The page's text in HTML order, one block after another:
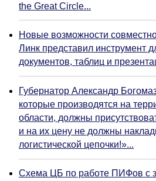
the Great Circle...
Новые возможности
Линк представил инструмент
документов, таблиц и
Губернатор Александр
которые производятся на
области, должны
и на их цену не должны
логистической цепочки!»...
Схема ЦБ по работе ПИФов с